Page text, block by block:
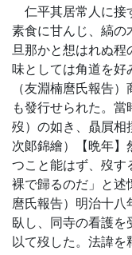
仁平其居常人に接
素食に甘んじ、縞の
旦那かと想はれぬ程
味としては角道を好
（友淵楠麿氏報告
も發行せられた。
歿）の如き、贔屓相
次郞錦繪）【晩年】
つこと能はず、歿す
裸で歸るのだ」と述
麿氏報告）明治十八
臥し、同寺の看護を
以て歿した。法諱を